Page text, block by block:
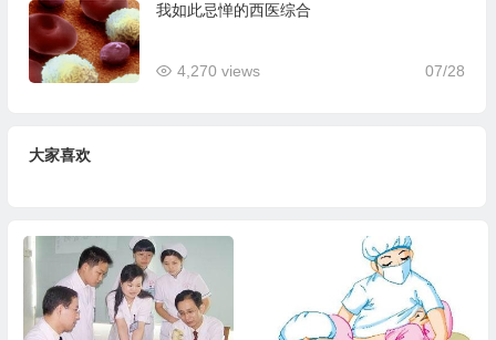
我如此忌惮的西医综合
07/28
4,270 views
大家喜欢